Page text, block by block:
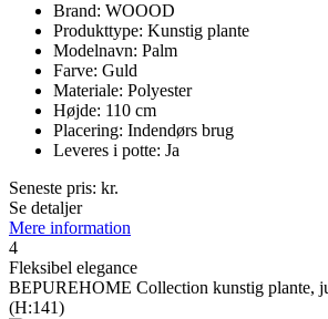
Brand: WOOOD
Produkttype: Kunstig plante
Modelnavn: Palm
Farve: Guld
Materiale: Polyester
Højde: 110 cm
Placering: Indendørs brug
Leveres i potte: Ja
Seneste pris: kr.
Se detaljer
Mere information
4
Fleksibel elegance
BEPUREHOME Collection kunstig plante,
(H:141)